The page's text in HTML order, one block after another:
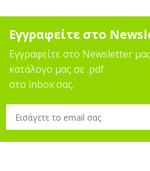
Εγγραφείτε στο
Εγγραφείτε στο Newsletter
κατάλογο μας σε .pdf
στο inbox σας.